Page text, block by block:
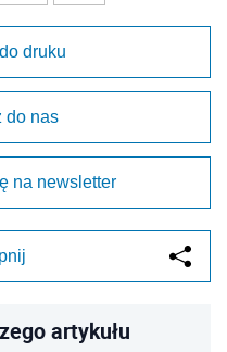
druku
do nas
na newsletter
artykułu